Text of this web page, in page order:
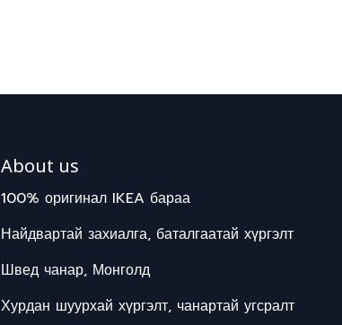
About us
100% оригинал IKEA бараа
Найдвартай захиалга, баталгаатай хүргэлт
Швед чанар, Монголд
Хурдан шуурхай хүргэлт, чанартай угсралт